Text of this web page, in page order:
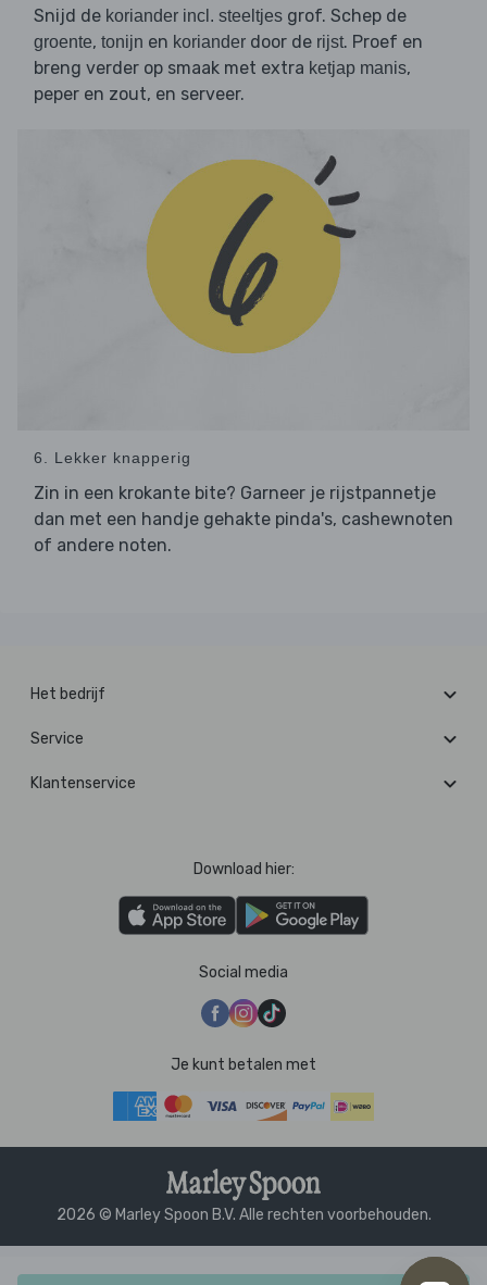
Snijd de koriander incl. steeltjes grof. Schep de
groente, tonijn en koriander door de rijst. Proef en
breng verder op smaak met extra ketjap manis,
peper en zout, en serveer.
6. Lekker knapperig
Zin in een krokante bite? Garneer je rijstpannetje
dan met een handje gehakte pinda's, cashewnoten
of andere noten.
Het bedrijf
Service
Klantenservice
Download hier:
Social media
Je kunt betalen met
2026 © Marley Spoon B.V. Alle rechten voorbehouden.